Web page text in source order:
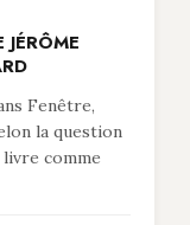
Fenêtre,
la question
comme